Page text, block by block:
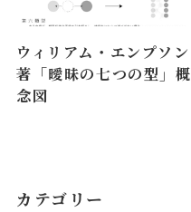
ウィリアム・エンプソン
著「曖昧の七つの型」概
念図
カテゴリー